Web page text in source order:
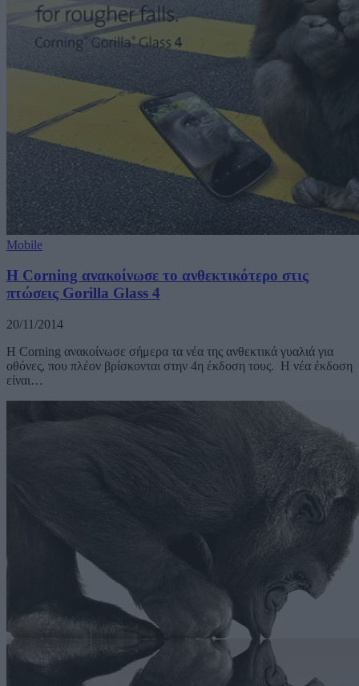
Mobile
H Corning ανακοίνωσε το ανθεκτικότερο στις
πτώσεις Gorilla Glass 4
20/11/2014
Η Corning ανακοίνωσε σήμερα τα νέα της ανθεκτικά γυαλιά για
οθόνες, που πλέον βρίσκονται στην 4η έκδοση τους. Η νέα έκδοση
είναι…